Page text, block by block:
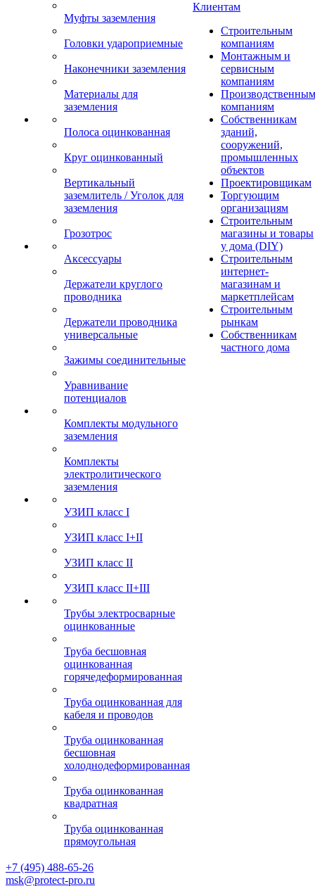
Муфты заземления
Головки удароприемные
Наконечники заземления
Материалы для
заземления
Полоса оцинкованная
Круг оцинкованный
Вертикальный
заземлитель / Уголок для
заземления
Грозотрос
Аксессуары
Держатели круглого
проводника
Держатели проводника
универсальные
Зажимы соединительные
Уравнивание
потенциалов
Комплекты модульного
заземления
Комплекты
электролитического
заземления
УЗИП класс I
УЗИП класс I+II
УЗИП класс II
УЗИП класс II+III
Трубы электросварные
оцинкованные
Труба бесшовная
оцинкованная
горячедеформированная
Труба оцинкованная для
кабеля и проводов
Труба оцинкованная
бесшовная
холоднодеформированная
Труба оцинкованная
квадратная
Труба оцинкованная
прямоугольная
Клиентам
Строительным
компаниям
Монтажным и
сервисным
компаниям
Производственным
компаниям
Собственникам
зданий,
сооружений,
промышленных
объектов
Проектировщикам
Торгующим
организациям
Строительным
магазины и товары
у дома (DIY)
Строительным
интернет-
магазинам и
маркетплейсам
Строительным
рынкам
Собственникам
частного дома
+7 (495) 488-65-26
msk@protect-pro.ru